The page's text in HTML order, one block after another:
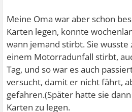
Meine Oma war aber schon
Karten legen, konnte
wann jemand stirbt. Sie wusste
einem Motorradunfall stirbt,
Tag, und so war es auch
versucht, damit er nicht fährt,
gefahren.(Später hatte sie
Karten zu legen.